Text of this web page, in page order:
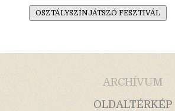
OSZTÁLYSZÍNJÁTSZÓ FESZTIVÁL
ARCHÍVUM
OLDALTÉRKÉP